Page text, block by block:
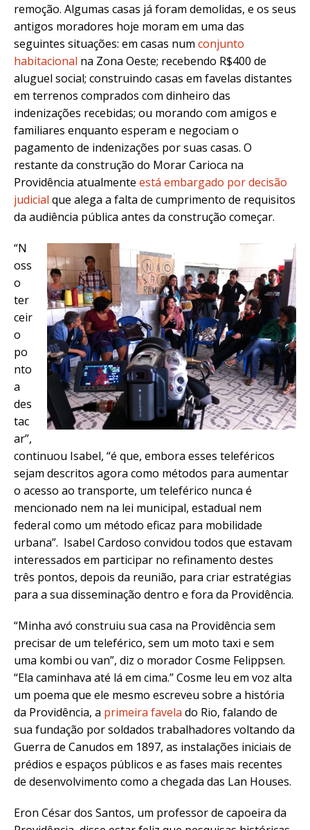
remoção. Algumas casas já foram demolidas, e os seus
antigos moradores hoje moram em uma das
seguintes situações: em casas num conjunto
habitacional na Zona Oeste; recebendo R$400 de
aluguel social; construindo casas em favelas distantes
em terrenos comprados com dinheiro das
indenizações recebidas; ou morando com amigos e
familiares enquanto esperam e negociam o
pagamento de indenizações por suas casas. O
restante da construção do Morar Carioca na
Providência atualmente está embargado por decisão
judicial que alega a falta de cumprimento de requisitos
da audiência pública antes da construção começar.
“N
oss
o
ter
ceir
o
po
nto
a
des
tac
ar”,
continuou Isabel, “é que, embora esses teleféricos
sejam descritos agora como métodos para aumentar
o acesso ao transporte, um teleférico nunca é
mencionado nem na lei municipal, estadual nem
federal como um método eficaz para mobilidade
urbana”. Isabel Cardoso convidou todos que estavam
interessados em participar no refinamento destes
três pontos, depois da reunião, para criar estratégias
para a sua disseminação dentro e fora da Providência.
“Minha avó construiu sua casa na Providência sem
precisar de um teleférico, sem um moto taxi e sem
uma kombi ou van”, diz o morador Cosme Felippsen.
“Ela caminhava até lá em cima.” Cosme leu em voz alta
um poema que ele mesmo escreveu sobre a história
da Providência, a primeira favela do Rio, falando de
sua fundação por soldados trabalhadores voltando da
Guerra de Canudos em 1897, as instalações iniciais de
prédios e espaços públicos e as fases mais recentes
de desenvolvimento como a chegada das Lan Houses.
Eron César dos Santos, um professor de capoeira da